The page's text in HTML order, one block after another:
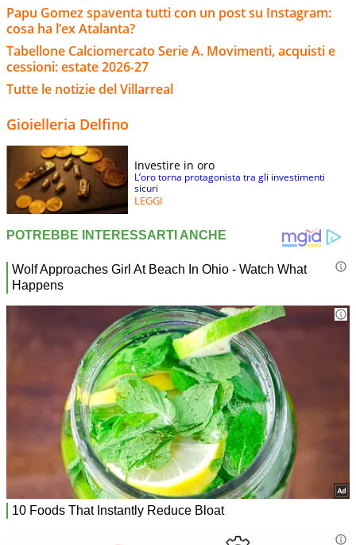
Papu Gomez spaventa tutti con un post su Instagram:
cosa ha l’ex Atalanta?
Tabellone Calciomercato Serie A. Movimenti, acquisti e
cessioni: estate 2026-27
Tutte le notizie del Villarreal
Gioielleria Delfino
Investire in oro
L’oro torna protagonista tra gli investimenti
sicuri
LEGGI